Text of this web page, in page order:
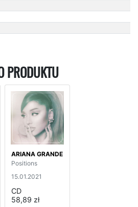
PRODUKTU
ARIANA GRANDE
Positions
15.01.2021
CD
58,89 zł